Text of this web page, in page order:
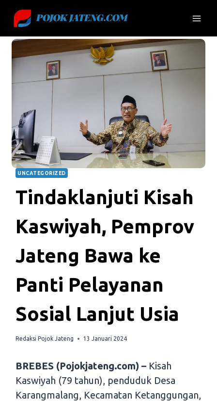
content
UNCATEGORIZED
Tindaklanjuti Kisah
Kaswiyah, Pemprov
Jateng Bawa ke
Panti Pelayanan
Sosial Lanjut Usia
Redaksi Pojok Jateng 13 Januari 2024
BREBES (Pojokjateng.com) – Kisah
Kaswiyah (79 tahun), penduduk Desa
Karangmalang, Kecamatan Ketanggungan,